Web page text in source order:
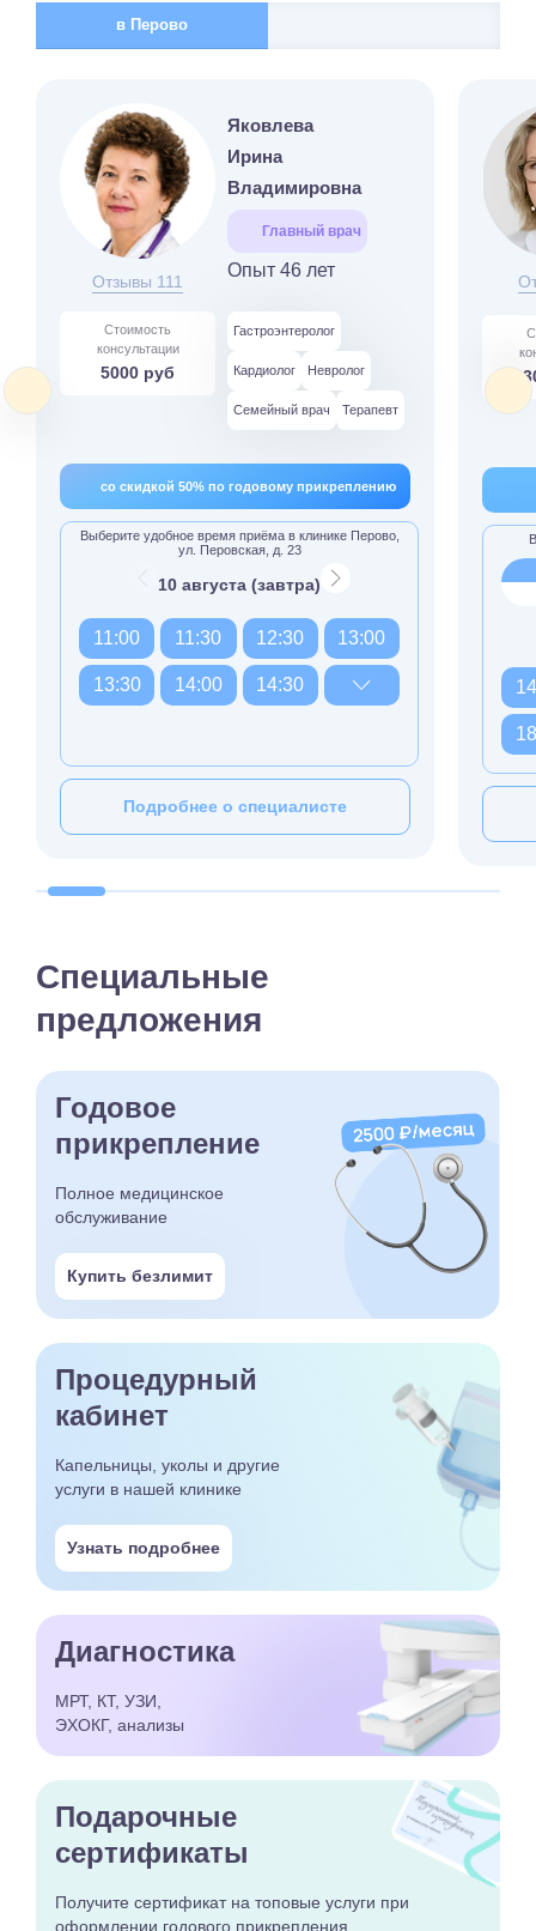
в Перово
Отзывы 111
Яковлева
Ирина
Владимировна
Главный врач
Опыт 46 лет
Стоимость
консультации
5000 руб
Гастроэнтеролог
Кардиолог Невролог
Семейный врач Терапевт
со скидкой 50% по годовому прикреплению
Выберите удобное время приёма в клинике Перово,
ул. Перовская, д. 23
10 августа (завтра)
11:00 11:30 12:30 13:00
13:30 14:00 14:30
Подробнее о специалисте
Специальные
предложения
Годовое
прикрепление
Полное медицинское
обслуживание
Купить безлимит
Процедурный
кабинет
Капельницы, уколы и другие
услуги в нашей клинике
Узнать подробнее
Диагностика
МРТ, КТ, УЗИ,
ЭХОКГ, анализы
Подарочные
сертификаты
Получите сертификатна топовые услуги при
оформлении годового прикрепления